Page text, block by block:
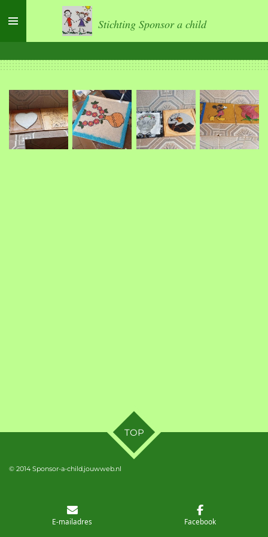
direct
de
hoofdinhoud
Stichting Sponsor a child
TOP
© 2014 Sponsor-a-child.jouwweb.nl
E-mailadres Facebook